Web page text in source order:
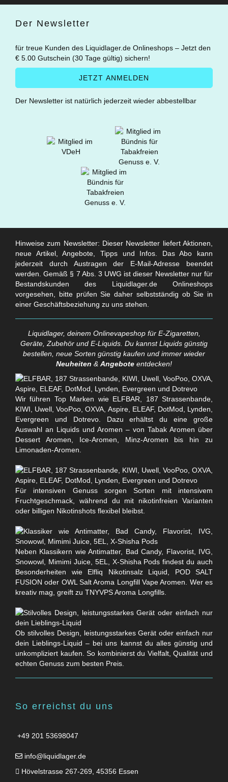
Der Newsletter
für treue Kunden des Liquidlager.de Onlineshops – Jetzt den
€ 5.00 Gutschein (30 Tage gültig) sichern!
Der Newsletter ist natürlich jederzeit wieder abbestellbar
Hinweise zum Newsletter: Dieser Newsletter liefert Aktionen,
neue Artikel, Angebote, Tipps und Infos. Das Abo kann
jederzeit durch Austragen der E-Mail-Adresse beendet
werden. Gemäß § 7 Abs. 3 UWG ist dieser Newsletter nur für
Bestandskunden des Liquidlager.de Onlineshops
vorgesehen, bitte prüfen Sie daher selbstständig ob Sie in
einer Geschäftsbeziehung zu uns stehen.
Liquidlager, deinem Onlinevapeshop für E-Zigaretten,
Geräte, Zubehör und E-Liquids. Du kannst Liquids günstig
bestellen, neue Sorten günstig kaufen und immer wieder
Neuheiten & Angebote entdecken!
Wir führen Top Marken wie ELFBAR, 187 Strassenbande,
KIWI, Uwell, VooPoo, OXVA, Aspire, ELEAF, DotMod, Lynden,
Evergreen und Dotrevo. Dazu erhältst du eine große
Auswahl an Liquids und Aromen – von Tabak Aromen über
Dessert Aromen, Ice-Aromen, Minz-Aromen bis hin zu
Limonaden-Aromen.
Für intensiven Genuss sorgen Sorten mit intensivem
Fruchtgeschmack, während du mit nikotinfreien Varianten
oder billigen Nikotinshots flexibel bleibst.
Neben Klassikern wie Antimatter, Bad Candy, Flavorist, IVG,
Snowowl, Mimimi Juice, 5EL, X-Shisha Pods findest du auch
Besonderheiten wie Elfliq Nikotinsalz Liquid, POD SALT
FUSION oder OWL Salt Aroma Longfill Vape Aromen. Wer es
kreativ mag, greift zu TNYVPS Aroma Longfills.
Ob stilvolles Design, leistungsstarkes Gerät oder einfach nur
dein Lieblings-Liquid – bei uns kannst du alles günstig und
unkompliziert kaufen. So kombinierst du Vielfalt, Qualität und
echten Genuss zum besten Preis.
So erreichst du uns
+49 201 53698047
info@liquidlager.de
Hövelstrasse 267-269, 45356 Essen